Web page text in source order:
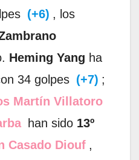
(+6) , los
Heming Yang ha
34 golpes (+7) ;
Martín Villatoro
han sido 13º
Casado Diouf ,